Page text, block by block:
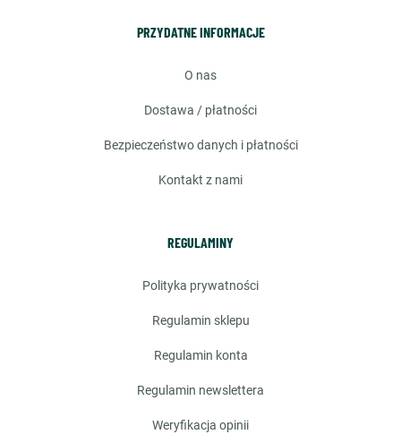
PRZYDATNE INFORMACJE
o nas
dostawa / płatności
bezpieczeństwo danych i płatności
kontakt z nami
REGULAMINY
polityka prywatności
regulamin sklepu
regulamin konta
regulamin newslettera
weryfikacja opinii